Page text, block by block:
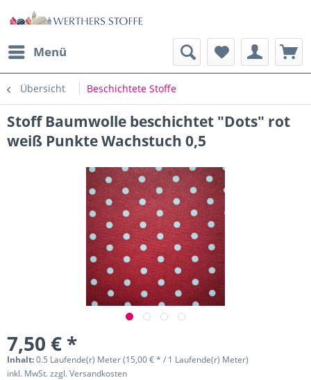
Menü
Übersicht Beschichtete Stoffe
Stoff Baumwolle beschichtet "Dots" rot
weiß Punkte Wachstuch 0,5
7,50 € *
Inhalt:0.5 Laufende(r) Meter (15,00 € * / 1 Laufende(r) Meter)
inkl. MwSt.zzgl. Versandkosten